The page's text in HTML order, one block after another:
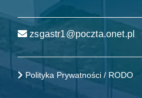
zsgastr1@poczta.onet.pl
Polityka Prywatności / RODO